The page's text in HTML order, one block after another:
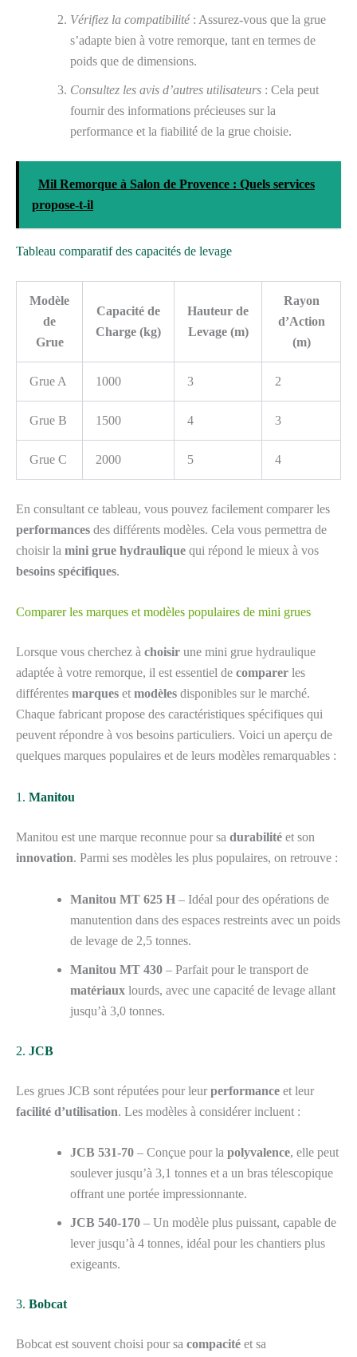
Vérifiez la compatibilité: Assurez-vous que la grue
s’adapte bien à votre remorque, tant en termes de
poids que de dimensions.
Consultez les avis d’autres utilisateurs : Cela peut
fournir des informations précieuses sur la
performance et la fiabilité de la grue choisie.
Mil Remorque à Salon de Provence : Quels services
propose-t-il
Tableau comparatif des capacités de levage
Modèle
de
Grue
Capacité de
Charge (kg)
Hauteur de
Levage (m)
Rayon
d’Action
(m)
Grue A 1000 3 2
Grue B 1500 4 3
Grue C 2000 5 4
En consultant ce tableau, vous pouvez facilement comparer les
performances des différents modèles. Cela vous permettra de
choisir la mini grue hydraulique qui répond le mieux à vos
besoins spécifiques.
Comparer les marques et modèles populaires de mini grues
Lorsque vous cherchez à choisir une mini grue hydraulique
adaptée à votre remorque, il est essentiel de comparer les
différentes marques et modèles disponibles sur le marché.
Chaque fabricant propose des caractéristiques spécifiques qui
peuvent répondre à vos besoins particuliers. Voici un aperçu de
quelques marques populaires et de leurs modèles remarquables :
1. Manitou
Manitou est une marque reconnue pour sa durabilité et son
innovation. Parmi ses modèles les plus populaires, on retrouve :
Manitou MT 625 H – Idéal pour des opérations de
manutention dans des espaces restreints avec un poids
de levage de 2,5 tonnes.
Manitou MT 430 – Parfait pour le transport de
matériaux lourds, avec une capacité de levage allant
jusqu’à 3,0 tonnes.
2. JCB
Les grues JCB sont réputées pour leur performance et leur
facilité d’utilisation. Les modèles à considérer incluent :
JCB 531-70 – Conçue pour la polyvalence, elle peut
soulever jusqu’à 3,1 tonnes et a un bras télescopique
offrant une portée impressionnante.
JCB 540-170 – Un modèle plus puissant, capable de
lever jusqu’à 4 tonnes, idéal pour les chantiers plus
exigeants.
3. Bobcat
Bobcat est souvent choisi pour sa compacité et sa